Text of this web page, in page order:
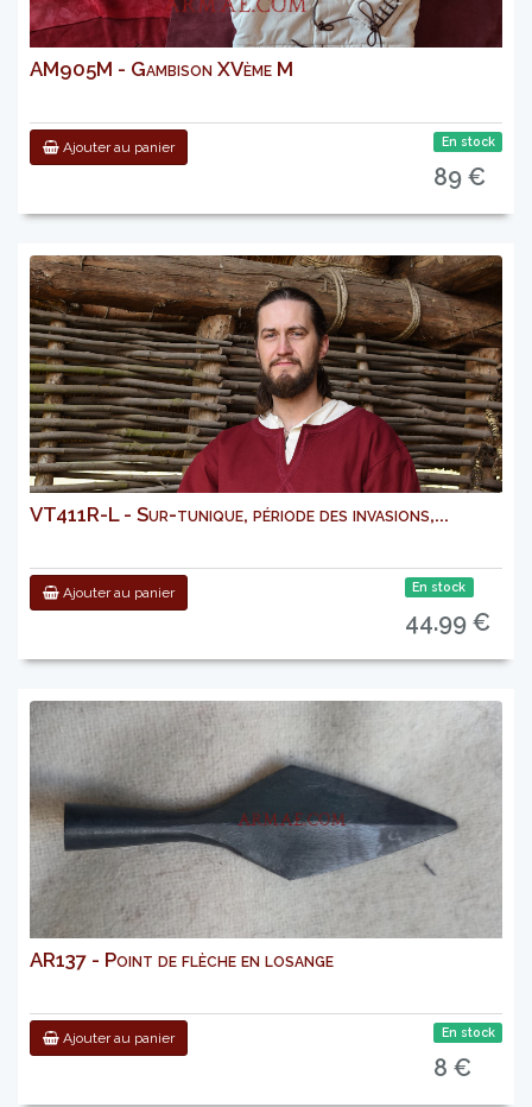
AM905M - Gambison XVème M
Ajouter au panier En stock
89 €
VT411R-L - Sur-tunique, période des invasions,...
Ajouter au panier En stock
44.99 €
AR137 - Point de flèche en losange
Ajouter au panier En stock
8 €